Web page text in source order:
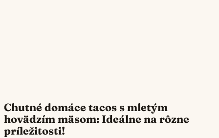
Chutné domáce tacos s mletým
hovädzím mäsom: Ideálne na rôzne
príležitosti!